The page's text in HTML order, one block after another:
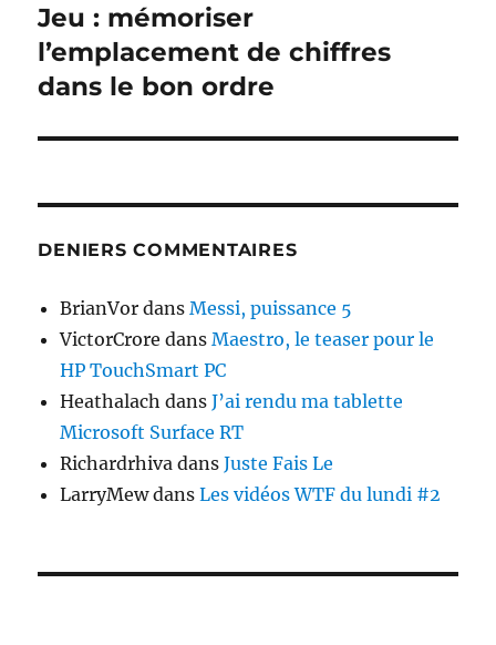
Publication
suivante :
Jeu : mémoriser
l’emplacement de chiffres
dans le bon ordre
DENIERS COMMENTAIRES
BrianVor dansMessi, puissance 5
VictorCrore dansMaestro, le teaser pour le
HP TouchSmart PC
Heathalach dansJ’ai rendu ma tablette
Microsoft Surface RT
Richardrhiva dansJuste Fais Le
LarryMewdansLes vidéos WTF du lundi #2